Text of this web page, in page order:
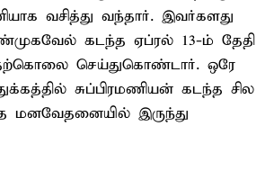
வசித்து வந்தார். இவர்களது
கடந்த ஏப்ரல் 13-ம் தேதி
செய்துகொண்டார். ஒரே
சுப்பிரமணியன் கடந்த சில
மனவேதனையில் இருந்து